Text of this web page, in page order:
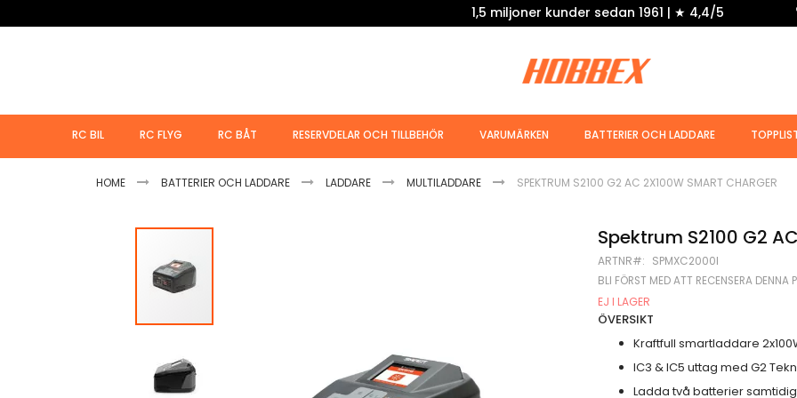
1,5 miljoner kunder sedan 1961 | ★ 4,4/5
RC BIL RC FLYG RC BÅT RESERVDELAR OCH TILLBEHÖR VARUMÄRKEN BATTERIER OCH LADDARE
HOME BATTERIER OCH LADDARE LADDARE MULTILADDARE SPEKTRUM S2100 G2 AC 2X100W SMART CHARGER
Hoppa
slutet
bildgalleriet
Spektrum S2100 G2
ARTNR SPMXC2000I
BLI FÖRST MED ATT RECENSERA DENNA
EJ I LAGER
ÖVERSIKT
Kraftfull smartladdare
IC3 & IC5 uttag med G2
Ladda två batterier